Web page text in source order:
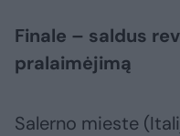
Finale – saldus
pralaimėjimą
Salerno mieste